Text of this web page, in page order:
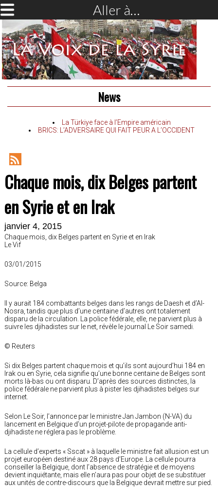
Aller à…
News
La Türkiye face à l’Empire américain
BRICS: L’ADVERSAIRE QUI FAIT PEUR A L’OCCIDENT
RSS
Feed
Chaque mois, dix Belges partent
en Syrie et en Irak
janvier 4, 2015
Chaque mois, dix Belges partent en Syrie et en Irak
Le Vif
03/01/2015
Source: Belga
Il y aurait 184 combattants belges dans les rangs de Daesh et d’Al-
Nosra, tandis que plus d’une centaine d’autres ont totalement
disparu de la circulation. La police fédérale, elle, ne parvient plus à
suivre les djihadistes sur le net, révèle le journal Le Soir samedi.
© Reuters
Si dix Belges partent chaque mois et qu’ils sont aujourd’hui 184 en
Irak ou en Syrie, cela signifie qu’une bonne centaine de Belges sont
morts là-bas ou ont disparu. D’après des sources distinctes, la
police fédérale ne parvient plus à pister les djihadistes belges sur
internet.
Selon Le Soir, l’annonce par le ministre Jan Jambon (N-VA) du
lancement en Belgique d’un projet-pilote de propagande anti-
djihadiste ne réglera pas le problème.
La cellule d’experts « Sscat » à laquelle le ministre fait allusion est un
projet européen destiné aux 28 pays d’Europe. La cellule pourra
conseiller la Belgique, dont l’absence de stratégie et de moyens
devient inquiétante, mais elle n’aura pas pour objet de se substituer
aux unités de contre-discours que la Belgique devrait mettre sur pied.